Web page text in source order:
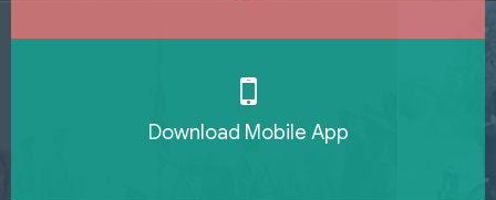
Download Mobile App